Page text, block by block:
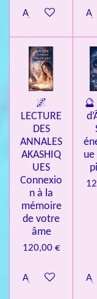
Ajouter au panier
🌌
LECTURE
DES
ANNALES
AKASHIQ
UES
Connexio
n à la
mémoire
de votre
âme
120,00 €
Ajouter au panier
ue